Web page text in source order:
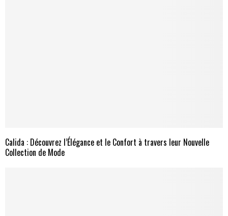
Calida : Découvrez l’Élégance et le Confort à travers leur Nouvelle
Collection de Mode